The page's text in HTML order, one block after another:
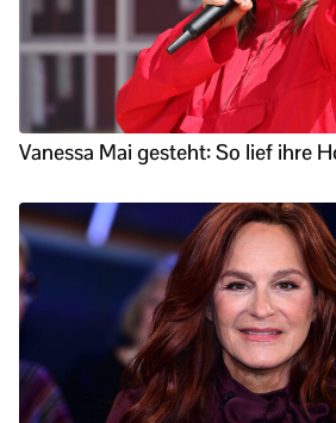
Vanessa Mai gesteht: So lief ihre